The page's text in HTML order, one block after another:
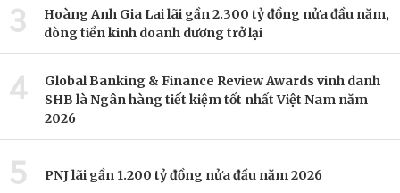
3
Hoàng Anh Gia Lai lãi gần 2.300 tỷ đồng nửa đầu năm,
dòng tiền kinh doanh dương trở lại
4
Global Banking & Finance Review Awards vinh danh
SHB là Ngân hàng tiết kiệm tốt nhất Việt Nam năm
2026
5 PNJ lãi gần 1.200 tỷ đồng nửa đầu năm 2026